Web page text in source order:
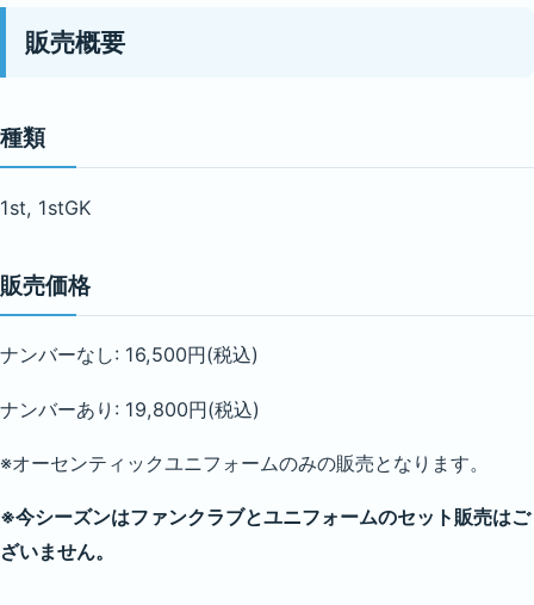
販売概要
種類
1st, 1stGK
販売価格
ナンバーなし: 16,500円(税込)
ナンバーあり: 19,800円(税込)
※オーセンティックユニフォームのみの販売となります。
※今シーズンはファンクラブとユニフォームのセット販売はご
ざいません。